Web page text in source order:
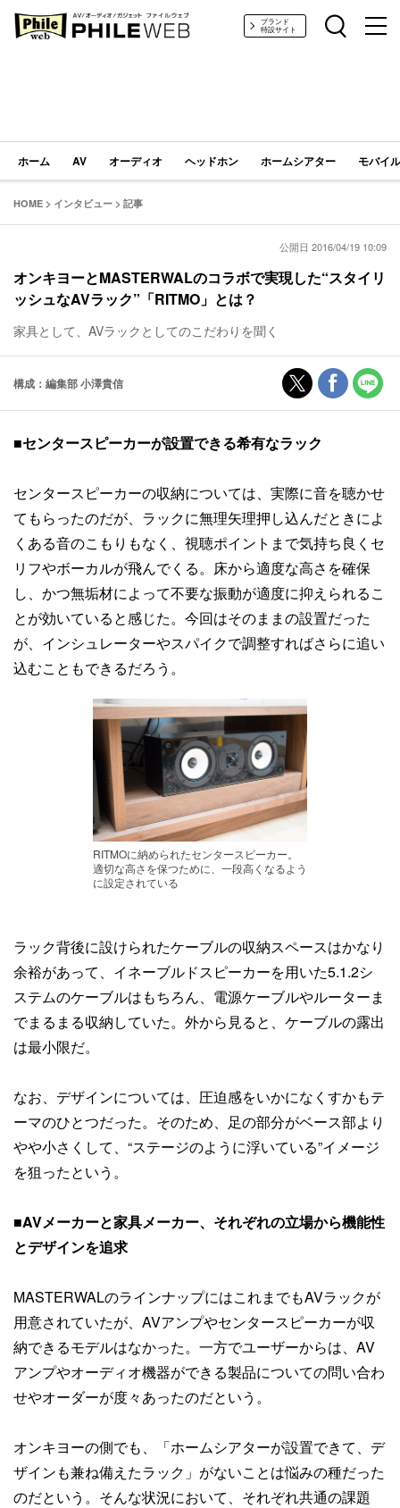
PHILE WEB｜AV/オーディオ/ガジェットブランド
特設サイト
ホーム AV オーディオ ヘッドホン ホームシアター モバイ
HOME > インタビュー > 記事
公開日 2016/04/19 10:09
オンキヨーとMASTERWALのコラボで実現した“スタイリ
ッシュなAVラック”「RITMO」とは？
家具として、AVラックとしてのこだわりを聞く
構成：編集部 小澤貴信
■センタースピーカーが設置できる希有なラック
センタースピーカーの収納については、実際に音を聴かせ
てもらったのだが、ラックに無理矢理押し込んだときによ
くある音のこもりもなく、視聴ポイントまで気持ち良くセ
リフやボーカルが飛んでくる。床から適度な高さを確保
し、かつ無垢材によって不要な振動が適度に抑えられるこ
とが効いていると感じた。今回はそのままの設置だった
が、インシュレーターやスパイクで調整すればさらに追い
込むこともできるだろう。
RITMOに納められたセンタースピーカー。
適切な高さを保つために、一段高くなるよう
に設定されている
ラック背後に設けられたケーブルの収納スペースはかなり
余裕があって、イネーブルドスピーカーを用いた5.1.2シ
ステムのケーブルはもちろん、電源ケーブルやルーターま
でまるまる収納していた。外から見ると、ケーブルの露出
は最小限だ。
なお、デザインについては、圧迫感をいかになくすかもテ
ーマのひとつだった。そのため、足の部分がベース部より
やや小さくして、“ステージのように浮いている”イメージ
を狙ったという。
■AVメーカーと家具メーカー、それぞれの立場から機能性
とデザインを追求
MASTERWALのラインナップにはこれまでもAVラックが
用意されていたが、AVアンプやセンタースピーカーが収
納できるモデルはなかった。一方でユーザーからは、AV
アンプやオーディオ機器ができる製品についての問い合わ
せやオーダーが度々あったのだという。
オンキヨーの側でも、「ホームシアターが設置できて、デ
ザインも兼ね備えたラック」がないことは悩みの種だった
のだという。そんな状況において、それぞれ共通の課題